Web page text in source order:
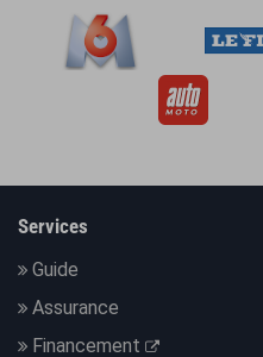
Services
Guide
Assurance
Financement